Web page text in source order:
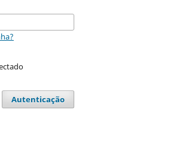
Autenticação